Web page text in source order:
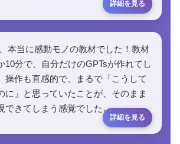
本当に感動モノの教材でした！教材
10分で、自分だけのGPTsが作れてし
操作も直感的で、まるで「こうして
に」と思っていたことが、そのまま
できてしまう感覚でした…